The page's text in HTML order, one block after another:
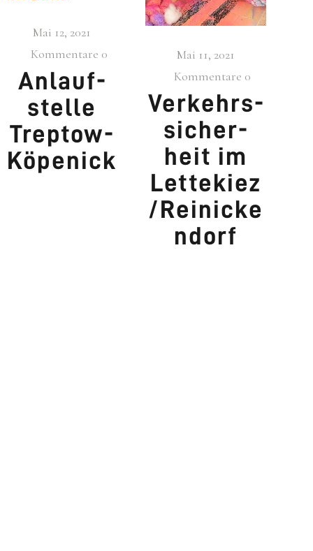
Mai 12, 2021
Kommentare 0
Anlauf­
stel­le
Trep­tow-
Köpe­nick
Mai 11, 2021
Kommentare 0
Ver­kehrs­
si­cher­
heit im
Lettekiez
/Reinicke
ndorf